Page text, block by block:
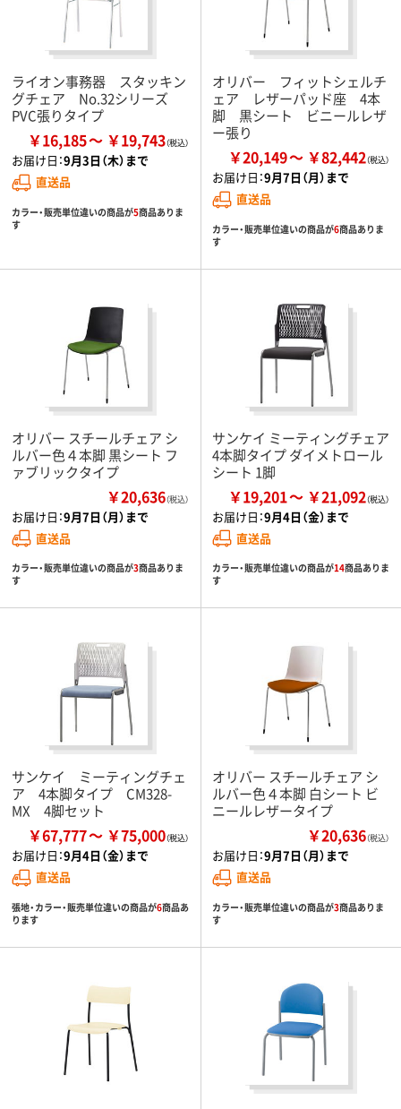
ライオン事務器 スタッキン
グチェア No.32シリーズ
PVC張りタイプ
￥16,185 ￥19,743
お届け日：9月3日（木）まで
直送品
カラー・販売単位違いの商品が5商品ありま
す
オリバー フィットシェルチ
ェア レザーパッド座 4本
脚 黒シート ビニールレザ
ー張り
￥20,149 ￥82,442
お届け日：9月7日（月）まで
直送品
カラー・販売単位違いの商品が6商品ありま
す
オリバー スチールチェア シ
ルバー色４本脚 黒シート フ
ァブリックタイプ
￥20,636（税込）
お届け日：9月7日（月）まで
直送品
カラー・販売単位違いの商品が3商品ありま
す
サンケイ ミーティングチェア
4本脚タイプ ダイメトロール
シート 1脚
￥19,201 ￥21,092
お届け日：9月4日（金）まで
直送品
カラー・販売単位違いの商品が14商品ありま
す
サンケイ ミーティングチェ
ア 4本脚タイプ CM328-
MX 4脚セット
￥67,777 ￥75,000
お届け日：9月4日（金）まで
直送品
張地・カラー・販売単位違いの商品が6商品あ
ります
オリバー スチールチェア シ
ルバー色４本脚 白シート ビ
ニールレザータイプ
￥20,636（税込）
お届け日：9月7日（月）まで
直送品
カラー・販売単位違いの商品が3商品ありま
す